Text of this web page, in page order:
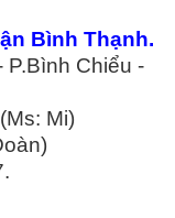
Bình Thạnh.
P.Bình Chiểu -
Mi)